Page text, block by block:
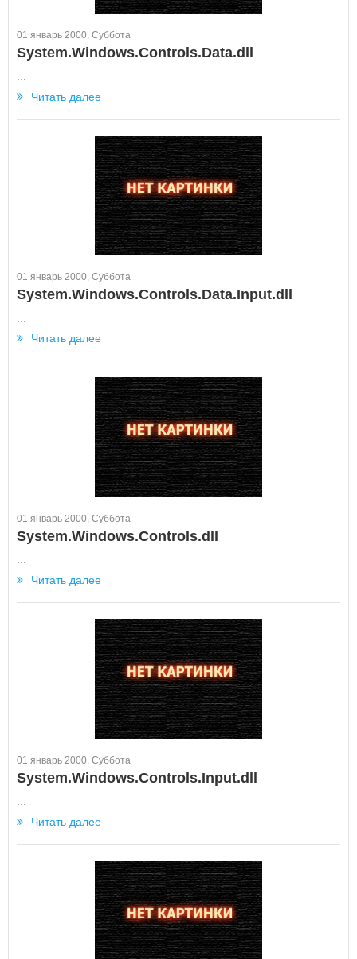
01 январь 2000, Суббота
System.Windows.Controls.Data.dll
Читать далее
01 январь 2000, Суббота
System.Windows.Controls.Data.Input.dll
Читать далее
01 январь 2000, Суббота
System.Windows.Controls.dll
Читать далее
01 январь 2000, Суббота
System.Windows.Controls.Input.dll
Читать далее